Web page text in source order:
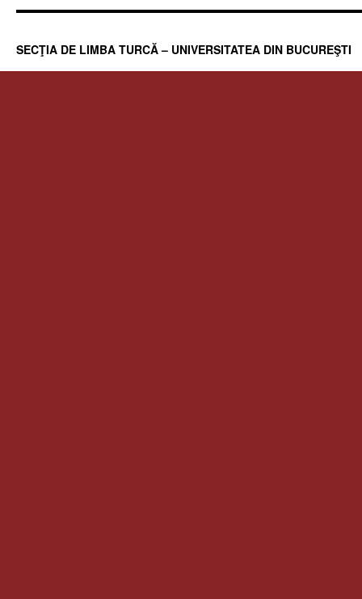
SECŢIA DE LIMBA TURCĂ – UNIVERSITATEA DIN BUCUREŞTI